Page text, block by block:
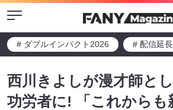
Menu
# ダブルインパクト2026 # 配信延
西川きよしが漫才師と
功労者に! 「これからも